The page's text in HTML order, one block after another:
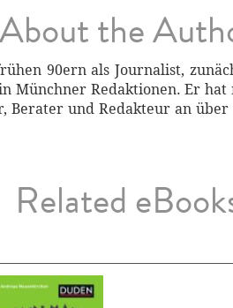
About the
90ern als Journalist,
Münchner Redaktionen. Er
Berater und Redakteur an
Related